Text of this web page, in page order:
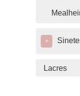
+
Lacres